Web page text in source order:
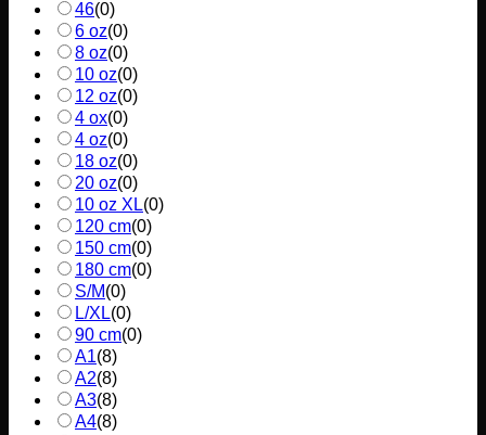
46(0)
6 oz(0)
8 oz(0)
10 oz(0)
12 oz(0)
4 ox(0)
4 oz(0)
18 oz(0)
20 oz(0)
10 oz XL(0)
120 cm(0)
150 cm(0)
180 cm(0)
S/M(0)
L/XL(0)
90 cm(0)
A1(8)
A2(8)
A3(8)
A4(8)